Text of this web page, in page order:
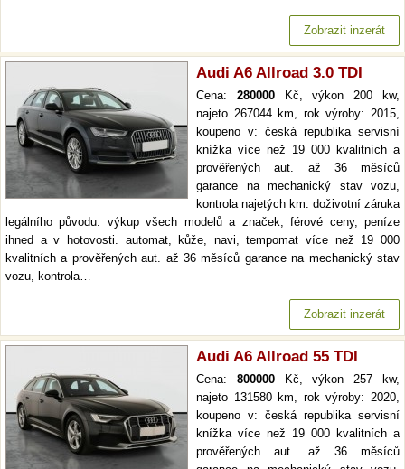
Zobrazit inzerát
Audi A6 Allroad 3.0 TDI
Cena: 280000Kč, výkon 200 kw,
najeto 267044 km, rok výroby: 2015,
koupeno v: česká republika servisní
knížka více než 19 000 kvalitních a
prověřených aut. až 36 měsíců
garance na mechanický stav vozu,
kontrola najetých km. doživotní záruka
legálního původu. výkup všech modelů a značek, férové ceny, peníze
ihned a v hotovosti. automat, kůže, navi, tempomat více než 19 000
kvalitních a prověřených aut. až 36 měsíců garance na mechanický stav
vozu, kontrola…
Zobrazit inzerát
Audi A6 Allroad 55 TDI
Cena: 800000Kč, výkon 257 kw,
najeto 131580 km, rok výroby: 2020,
koupeno v: česká republika servisní
knížka více než 19 000 kvalitních a
prověřených aut. až 36 měsíců